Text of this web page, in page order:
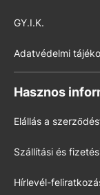
GY.I.K.
Adatvédelmi
Hasznos
Elállás a
Szállítási és
Hírlevél-